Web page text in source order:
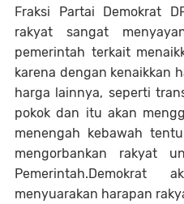
Fraksi Partai Demokrat
rakyat sangat
pemerintah terkait
karena dengan kenaikkan
harga lainnya, seperti
pokok dan itu akan
menengah kebawah
mengorbankan rakyat
Pemerintah.Demokrat
menyuarakan harapan